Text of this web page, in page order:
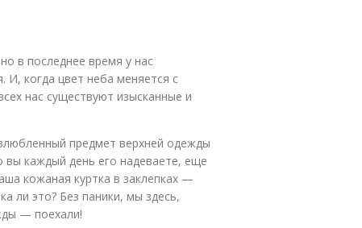
в последнее время у нас
когда цвет неба меняется с
нас существуют изысканные и
предмет верхней одежды
каждый день его надеваете, еще
кожаная куртка в заклепках —
ли это? Без паники, мы здесь,
— поехали!